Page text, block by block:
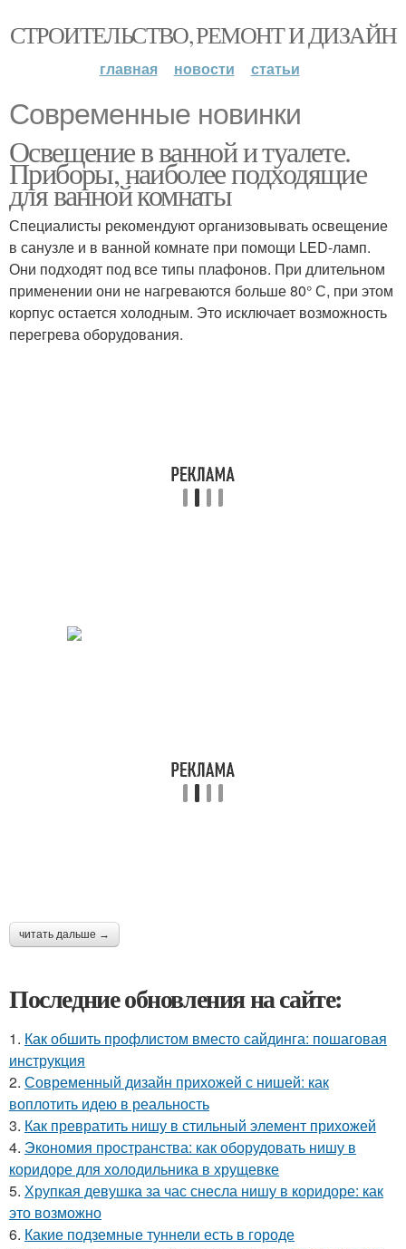
СТРОИТЕЛЬСТВО, РЕМОНТ И ДИЗАЙН
главная новости статьи
Современные новинки
Освещение в ванной и туалете.
Приборы, наиболее подходящие
для ванной комнаты
Специалисты рекомендуют организовывать освещение
в санузле и в ванной комнате при помощи LED-ламп.
Они подходят под все типы плафонов. При длительном
применении они не нагреваются больше 80° С, при этом
корпус остается холодным. Это исключает возможность
перегрева оборудования.
читать дальше →
Последние обновления на сайте:
1. Как обшить профлистом вместо сайдинга: пошаговая
инструкция
2. Современный дизайн прихожей с нишей: как
воплотить идею в реальность
3. Как превратить нишу в стильный элемент прихожей
4. Экономия пространства: как оборудовать нишу в
коридоре для холодильника в хрущевке
5. Хрупкая девушка за час снесла нишу в коридоре: как
это возможно
6. Какие подземные туннели есть в городе